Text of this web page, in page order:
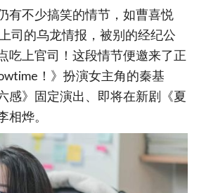
有不少搞笑的情节，如曹喜悦
司的乌龙情报，被别的经纪公
吃上官司！这段情节便邀来了正
！》扮演女主角的秦基
感》固定演出、即将在新剧《夏
相烨。